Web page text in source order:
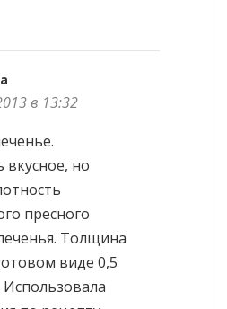
в 13:32
вкусное, но
пресного
Толщина
виде 0,5